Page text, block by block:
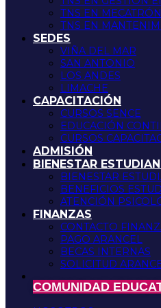
TNS EN
TNS EN
SEDES
VIÑA DEL MAR
SAN ANTONIO
LOS ANDES
LIMACHE
CAPACITACIÓN
CURSOS SENCE
EDUCACIÓN
CURSOS
ADMISIÓN
BIENESTAR
BIENESTAR
BENEFICIOS
ATENCIÓN
FINANZAS
CONTACTO
PAGO ARANCEL
BECAS INTERNAS
SOLICITUD
COMUNIDAD